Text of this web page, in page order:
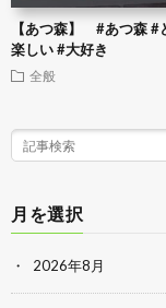
【あつ森】 #あつ森
楽しい #大好き
全般
月を選択
2026年8月